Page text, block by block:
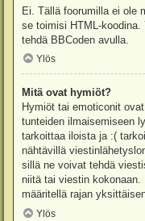
Ei. Tällä foorumilla ei ole
se toimisi HTML-
tehdä BBCoden avulla.
Ylös
Mitä ovat hymiöt?
Hymiöt tai emoticonit
tunteiden ilmaisemiseen
tarkoittaa iloista ja :(
nähtävillä
sillä ne voivat tehdä
niitä tai viestin kokonaan.
määritellä rajan
Ylös